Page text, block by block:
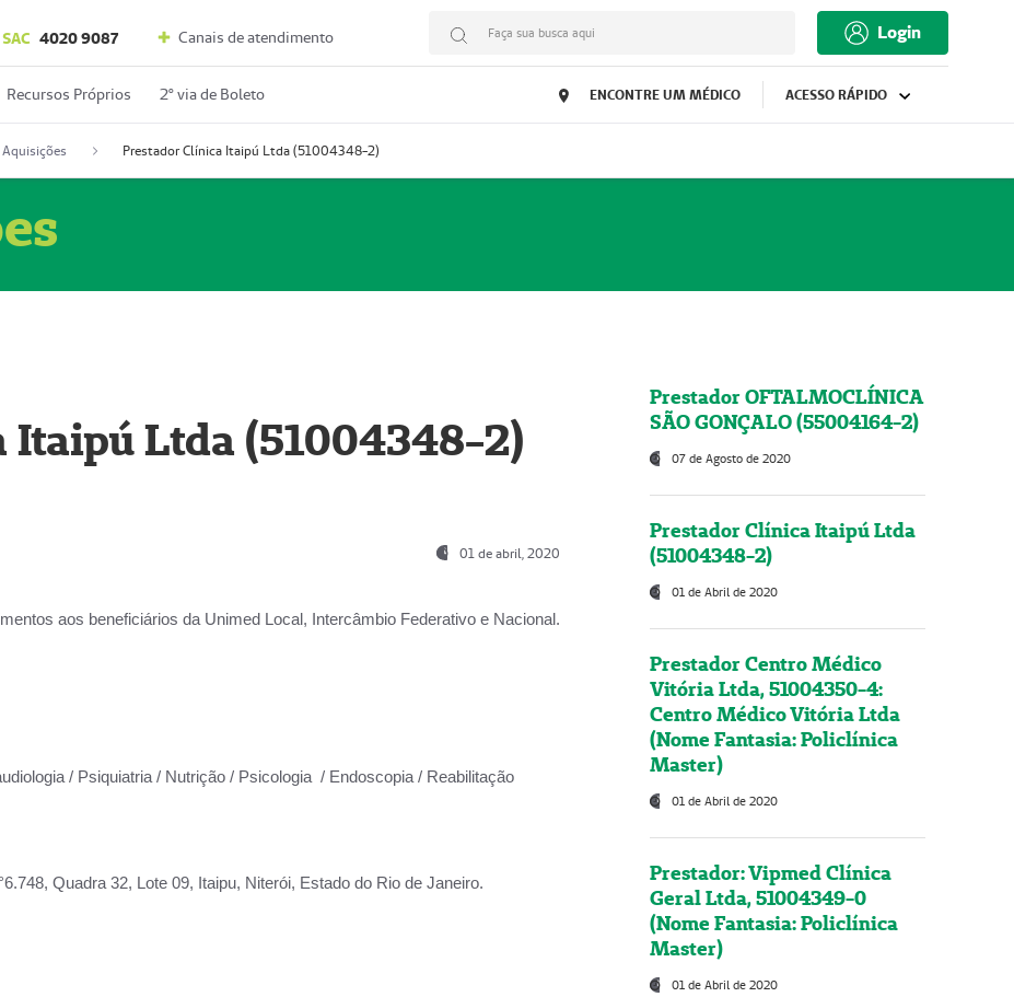
SAC 4020 9087 Canais de atendimento Faça sua busca aqui Login
Recursos Próprios 2º via de Boleto ENCONTRE UM MÉDICO ACESSO RÁPIDO
Prestador Clínica Itaipú Ltda (51004348-2)
Itaipú Ltda (51004348-2)
01 de abril, 2020
aos beneficiários da Unimed Local, Intercâmbio Federativo e Nacional.
/ Psiquiatria / Nutrição / Psicologia / Endoscopia / Reabilitação
Quadra 32, Lote 09, Itaipu, Niterói, Estado do Rio de Janeiro.
Prestador OFTALMOCLÍNICA
SÃO GONÇALO (55004164-2)
07 de Agosto de 2020
Prestador Clínica Itaipú Ltda
(51004348-2)
01 de Abril de 2020
Prestador Centro Médico
Vitória Ltda, 51004350-4:
Centro Médico Vitória Ltda
(Nome Fantasia: Policlínica
Master)
01 de Abril de 2020
Prestador: Vipmed Clínica
Geral Ltda, 51004349-0
(Nome Fantasia: Policlínica
Master)
01 de Abril de 2020